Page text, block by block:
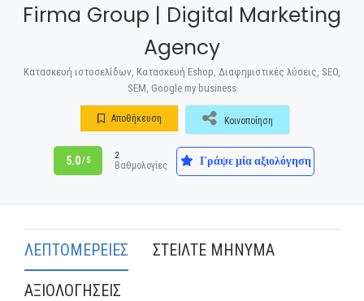
Firma Group | Digital Marketing
Agency
Κατασκευή ιστοσελίδων, Κατασκευή Eshop, Διαφημιστικές λύσεις, SEO,
SEM, Google my business
Αποθήκευση Κοινοποίηση
5.0/ 5 2
Βαθμολογίες Γράψε μία αξιολόγηση
ΛΕΠΤΟΜΕΡΕΙΕΣ ΣΤΕΙΛΤΕ ΜΗΝΥΜΑ
ΑΞΙΟΛΟΓΗΣΕΙΣ